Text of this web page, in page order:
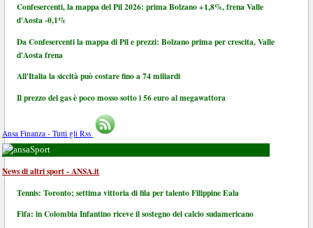
Confesercenti, la mappa del Pil 2026: prima Bolzano +1,8%, frena Valle
d'Aosta -0,1%
Da Confesercenti la mappa di Pil e prezzi: Bolzano prima per crescita, Valle
d'Aosta frena
All'Italia la siccità può costare fino a 74 miliardi
Il prezzo del gas è poco mosso sotto i 56 euro al megawattora
Ansa Finanza - Tutti gli Rss
Sport
News di altri sport - ANSA.it
Tennis: Toronto; settima vittoria di fila per talento Filippine Eala
Fifa: in Colombia Infantino riceve il sostegno del calcio sudamericano